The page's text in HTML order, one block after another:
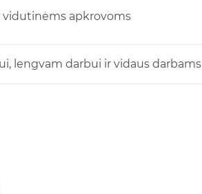
vidutinėms apkrovoms
lengvam darbui ir vidaus darbams